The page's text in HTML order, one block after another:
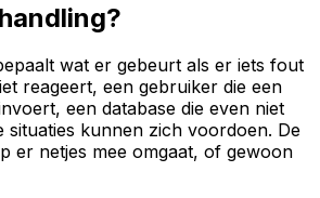
wat er gebeurt als er iets fout
reageert, een gebruiker die een
een database die even niet
situaties kunnen zich voordoen. De
er netjes mee omgaat, of gewoon